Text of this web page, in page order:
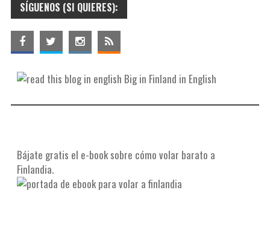
SÍGUENOS (SI QUIERES):
Big in Finland in English
Bájate gratis el e-book sobre cómo volar barato a
Finlandia.